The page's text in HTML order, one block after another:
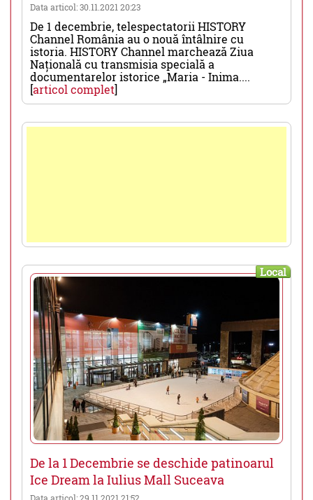
Data articol: 30.11.2021 20:23
De 1 decembrie, telespectatorii HISTORY
Channel România au o nouă întâlnire cu
istoria. HISTORY Channel marchează Ziua
Națională cu transmisia specială a
documentarelor istorice „Maria - Inima....
[articol complet]
Local
De la 1 Decembrie se deschide patinoarul
Ice Dream la Iulius Mall Suceava